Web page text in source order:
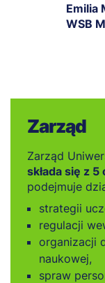
Emilia
WSB
Zarząd
Zarząd
składa się z 5
podejmuje
strategii
regulacji
organizacji
naukowej,
spraw